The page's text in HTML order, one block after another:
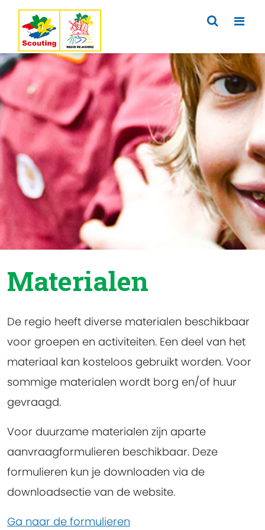
Materialen
De regio heeft diverse materialen beschikbaar
voor groepen en activiteiten. Een deel van het
materiaal kan kosteloos gebruikt worden. Voor
sommige materialen wordt borg en/of huur
gevraagd.
Voor duurzame materialen zijn aparte
aanvraagformulieren beschikbaar. Deze
formulieren kun je downloaden via de
downloadsectie van de website.
Ga naar de formulieren